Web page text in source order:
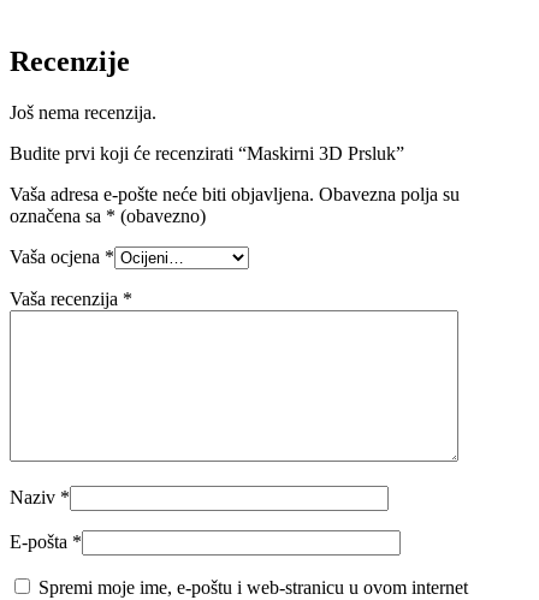
Recenzije
Još nema recenzija.
Budite prvi koji će recenzirati “Maskirni 3D Prsluk”
Vaša adresa e-pošte neće biti objavljena. Obavezna polja su
označena sa * (obavezno)
Vaša ocjena *
Vaša recenzija *
Naziv *
E-pošta *
Spremi moje ime, e-poštu i web-stranicu u ovom internet